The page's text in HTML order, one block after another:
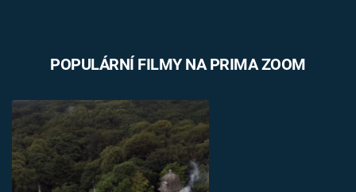
POPULÁRNÍ FILMY NA PRIMA ZOOM